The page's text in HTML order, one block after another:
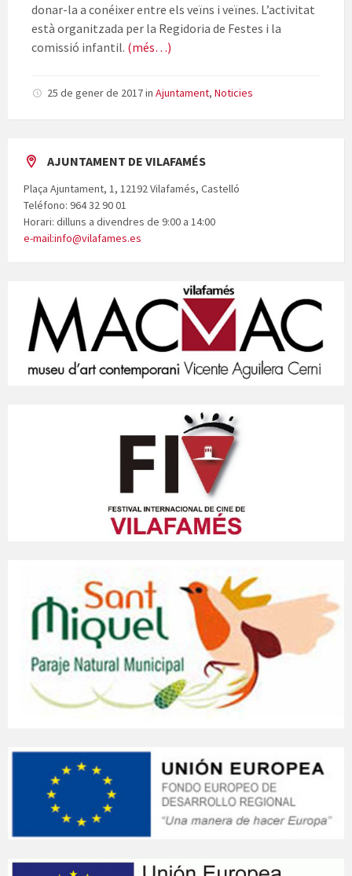
donar-la a conéixer entre els veïns i veïnes. L’activitat
està organitzada per la Regidoria de Festes i la
comissió infantil. (més…)
25 de gener de 2017in Ajuntament, Noticies
AJUNTAMENT DE VILAFAMÉS
Plaça Ajuntament, 1, 12192 Vilafamés, Castelló
Teléfono: 964 32 90 01
Horari: dilluns a divendres de 9:00 a 14:00
e-mail:info@vilafames.es